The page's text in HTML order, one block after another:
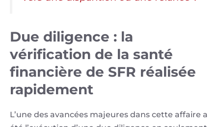
Due diligence : la
vérification de la santé
financière de SFR réalisée
rapidement
L’une des avancées majeures dans cette affaire a